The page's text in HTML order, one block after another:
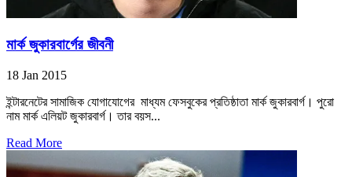
মার্ক জুকারবার্গের জীবনী
18 Jan 2015
ইন্টারনেটের সামাজিক যোগাযোগের মাধ্যম ফেসবুকের প্রতিষ্ঠাতা মার্ক জুকারবার্গ। পুরো
নাম মার্ক এলিয়ট জুকারবার্গ। তার বয়স...
Read More